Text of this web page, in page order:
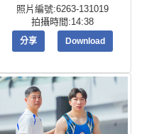
照片編號:6263-131019
拍攝時間:14:38
分享 Download